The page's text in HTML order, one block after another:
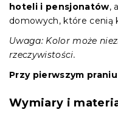
hoteli i pensjonatów,
domowych, które cenią
Uwaga: Kolor może
rzeczywistości.
Przy pierwszym
Wymiary i